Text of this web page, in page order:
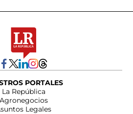
PORTALES
La República
Agronegocios
Legales